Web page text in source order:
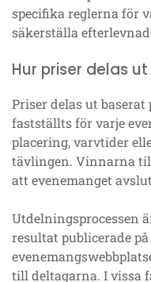
specifika reglerna för
säkerställa
Hur priser delas ut
Priser delas ut
fastställts för varje
placering, varvtider
tävlingen. Vinnarna
att evenemanget
Utdelningsprocessen
resultat publicerade
till deltagarna. I vissa